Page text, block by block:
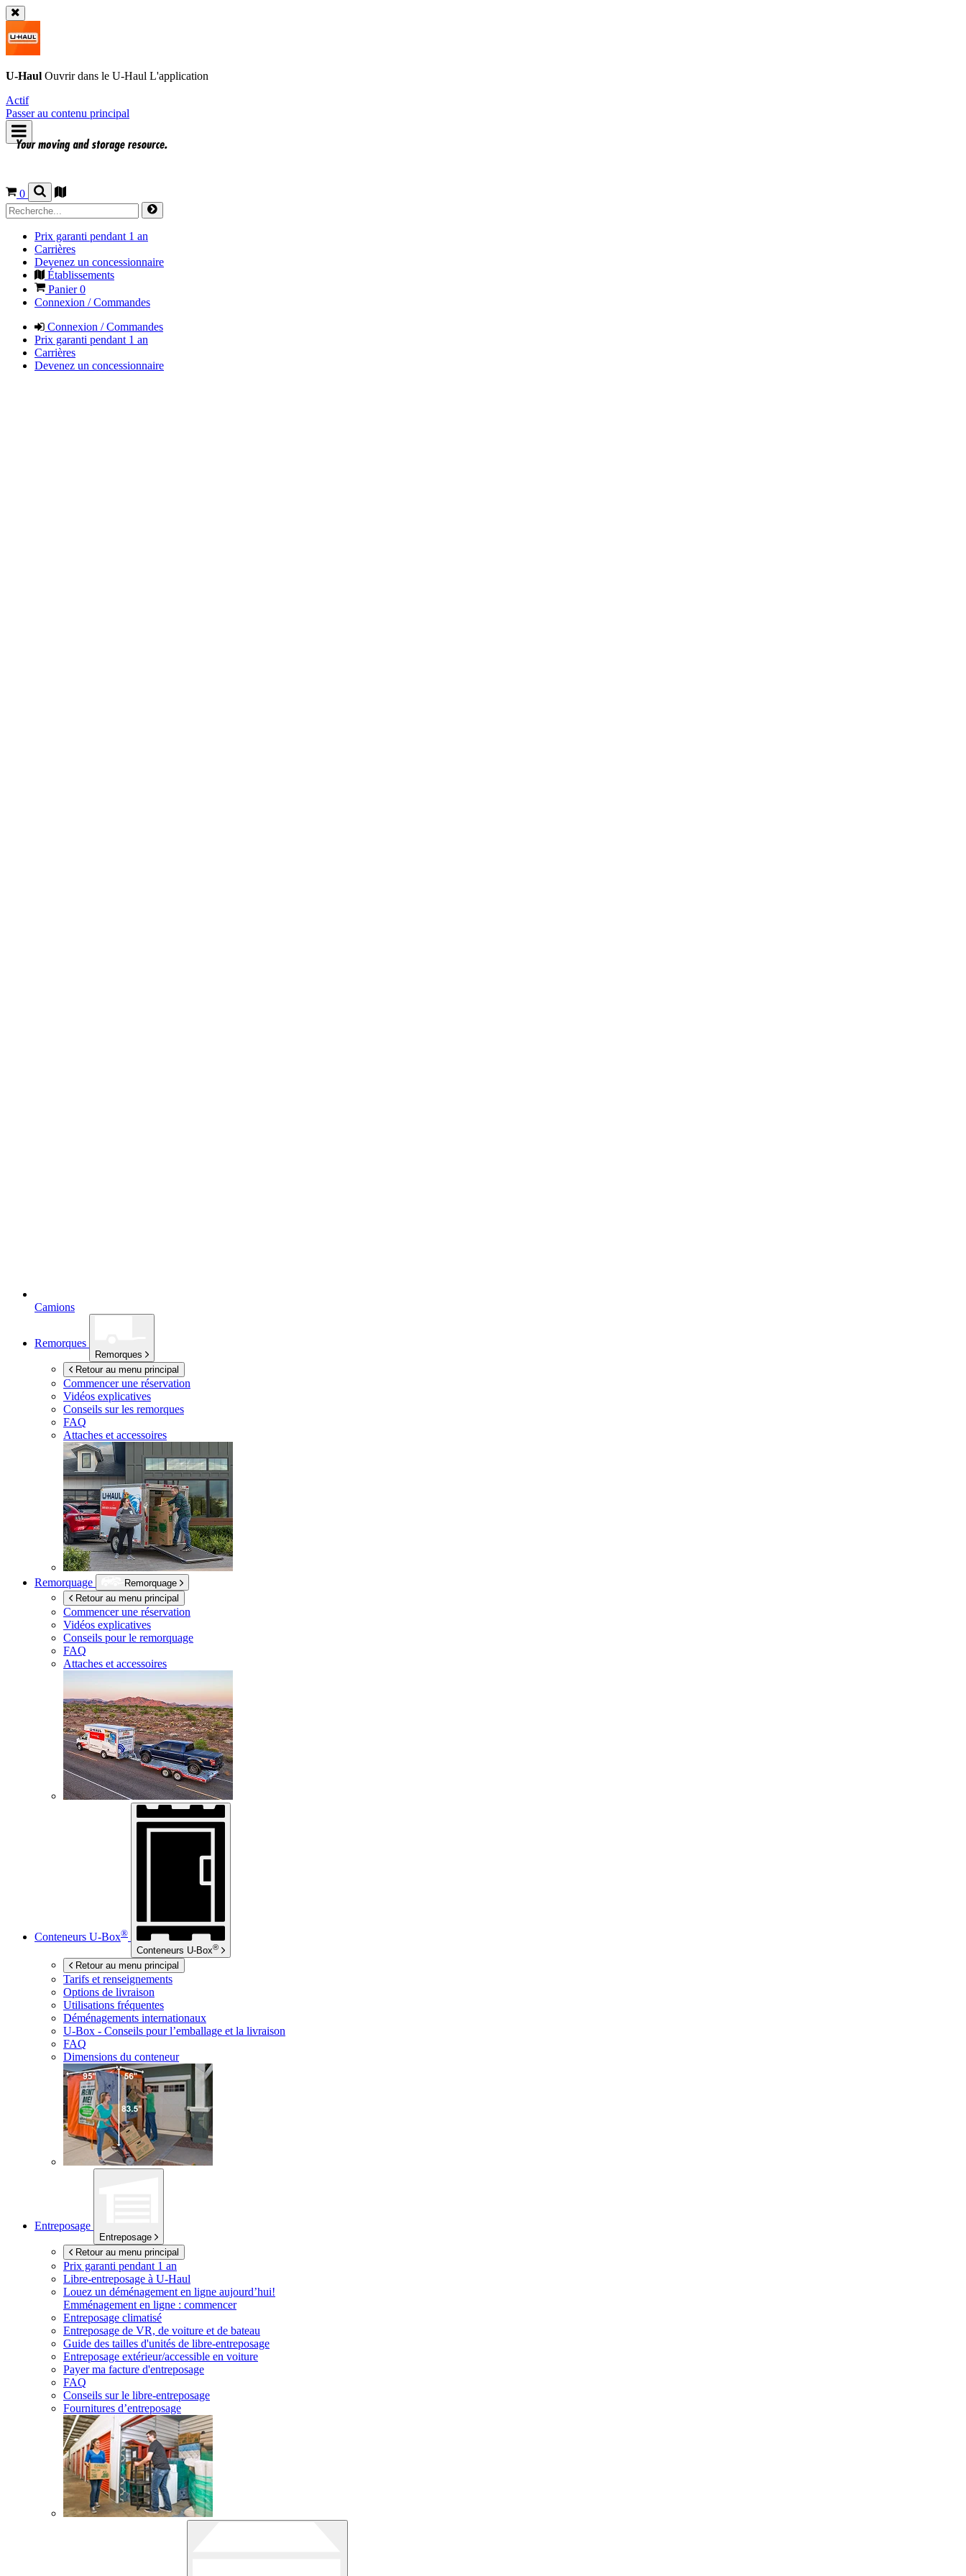
U-Haul Ouvrir dans le U-Haul L'application
Actif
Passer au contenu principal
0
Prix garanti pendant 1 an
Carrières
Devenez un concessionnaire
Établissements
Panier0
Connexion / Commandes
Connexion / Commandes
Prix garanti pendant 1 an
Carrières
Devenez un concessionnaire
Camions
Remorques
Remorques
Retour au menu principal
Commencer une réservation
Vidéos explicatives
Conseils sur les remorques
FAQ
Attaches et accessoires
Remorquage
Remorquage
Retour au menu principal
Commencer une réservation
Vidéos explicatives
Conseils pour le remorquage
FAQ
Attaches et accessoires
Conteneurs U-Box®
Conteneurs U-Box®
Retour au menu principal
Tarifs et renseignements
Options de livraison
Utilisations fréquentes
Déménagements internationaux
U-Box - Conseils pour l’emballage et la livraison
FAQ
Dimensions du conteneur
Entreposage
Entreposage
Retour au menu principal
Prix garanti pendant 1 an
Libre-entreposage à U-Haul
Louez un déménagement en ligne aujourd’hui!
Emménagement en ligne : commencer
Entreposage climatisé
Entreposage de VR, de voiture et de bateau
Guide des tailles d'unités de libre-entreposage
Entreposage extérieur/accessible en voiture
Payer ma facture d'entreposage
FAQ
Conseils sur le libre-entreposage
Fournitures d’entreposage